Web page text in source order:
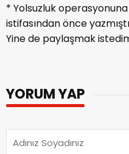
* Yolsuzluk
istifasından önce
Yine de paylaşmak
YORUM YAP